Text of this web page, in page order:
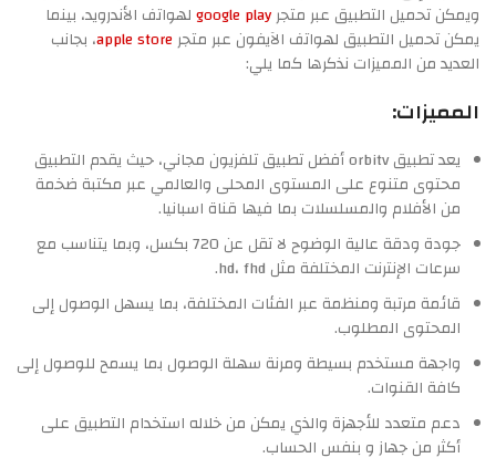
ويمكن تحميل التطبيق عبر متجرgoogle playلهواتف الأندرويد، بينما
يمكن تحميل التطبيق لهواتف الآيفون عبر متجرapple store، بجانب
العديد من المميزات نذكرها كما يلي:
المميزات:
يعد تطبيق orbitv أفضل تطبيق تلفزيون مجاني، حيث يقدم التطبيق
محتوى متنوع على المستوى المحلى والعالمي عبر مكتبة ضخمة
من الأفلام والمسلسلات بما فيها قناة اسبانيا.
جودة ودقة عالية الوضوح لا تقل عن 720 بكسل، وبما يتناسب مع
سرعات الإنترنت المختلفة مثل hd، fhd.
قائمة مرتبة ومنظمة عبر الفئات المختلفة، بما يسهل الوصول إلى
المحتوى المطلوب.
واجهة مستخدم بسيطة ومرنة سهلة الوصول بما يسمح للوصول إلى
كافة القنوات.
دعم متعدد للأجهزة والذي يمكن من خلاله استخدام التطبيق على
أكثر من جهاز و بنفس الحساب.